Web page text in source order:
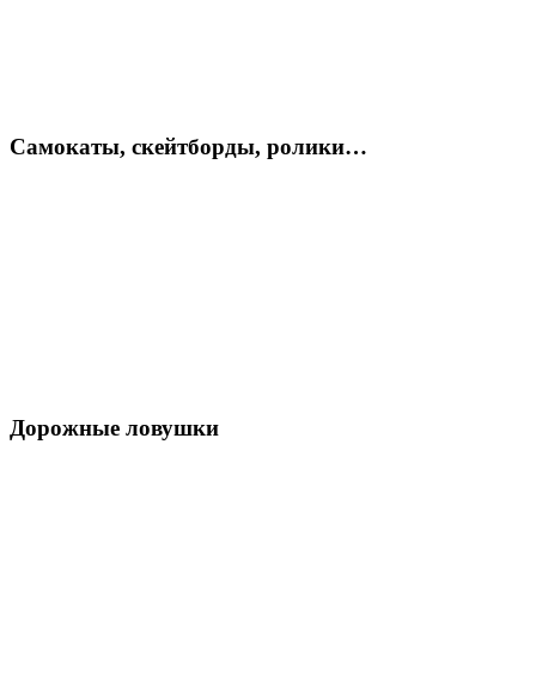
Самокаты, скейтборды, ролики…
Дорожные ловушки